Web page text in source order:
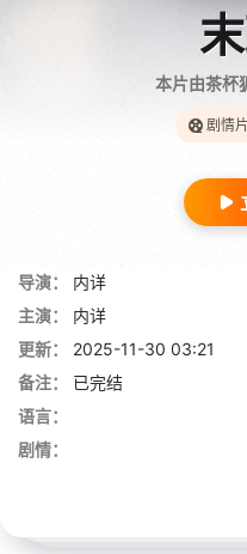
本片由茶杯
剧情片
导演：
内详
主演：
内详
更新：
2025-11-30 03:21
备注：
已完结
语言：
剧情：